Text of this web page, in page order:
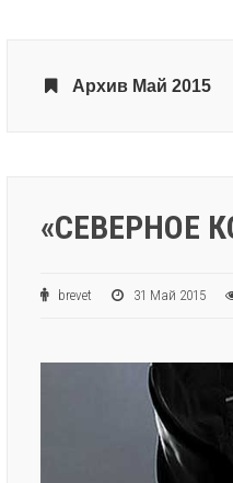
Архив Май 2015
«СЕВЕРНОЕ
brevet 31 Май 2015